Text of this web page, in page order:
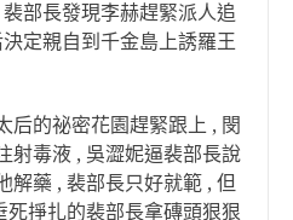
部長發現李赫趕緊派人追
定親自到千金島上誘羅王
后的祕密花園趕緊跟上 , 閔
射毒液 , 吳澀妮逼裴部長說
解藥 , 裴部長只好就範 , 但
死掙扎的裴部長拿磚頭狠狠